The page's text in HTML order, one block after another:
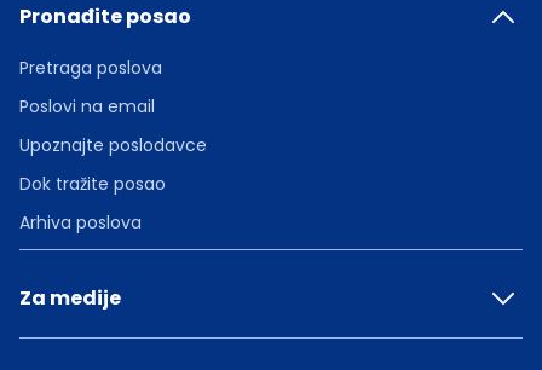
Pronađite posao
Pretraga poslova
Poslovi na email
Upoznajte poslodavce
Dok tražite posao
Arhiva poslova
Za medije